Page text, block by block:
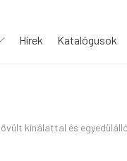
Hírek Katalógusok
kínálattal és